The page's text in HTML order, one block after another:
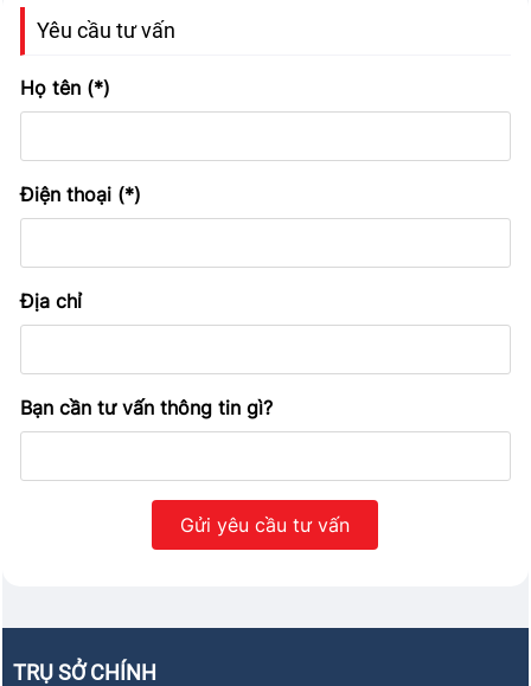
Yêu cầu tư vấn
Họ tên (*)
Điện thoại (*)
Địa chỉ
Bạn cần tư vấn thông tin gì?
TRỤ SỞ CHÍNH